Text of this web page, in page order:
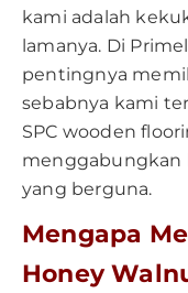
kami adalah
lamanya. Di
pentingnya
sebabnya kami
SPC wooden
menggabungkan
yang berguna.
Mengapa
Honey